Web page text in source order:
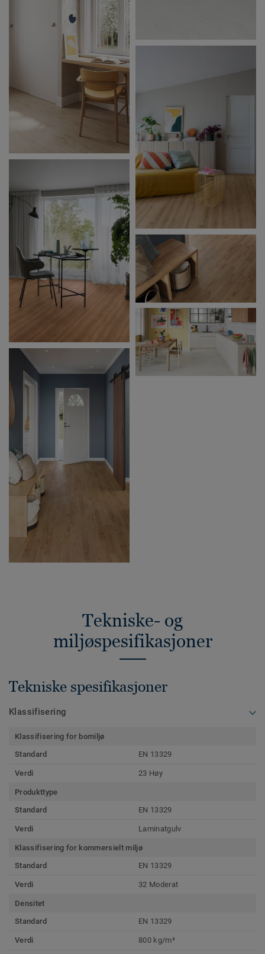
Tekniske- og
miljøspesifikasjoner
Tekniske spesifikasjoner
Klassifisering
Klassifisering for bomiljø
Standard
EN 13329
Verdi 23 Høy
Produkttype
Standard
EN 13329
Verdi Laminatgulv
Klassifisering for kommersielt miljø
Standard
EN 13329
Verdi 32 Moderat
Densitet
Standard
EN 13329
Verdi 800 kg/m³